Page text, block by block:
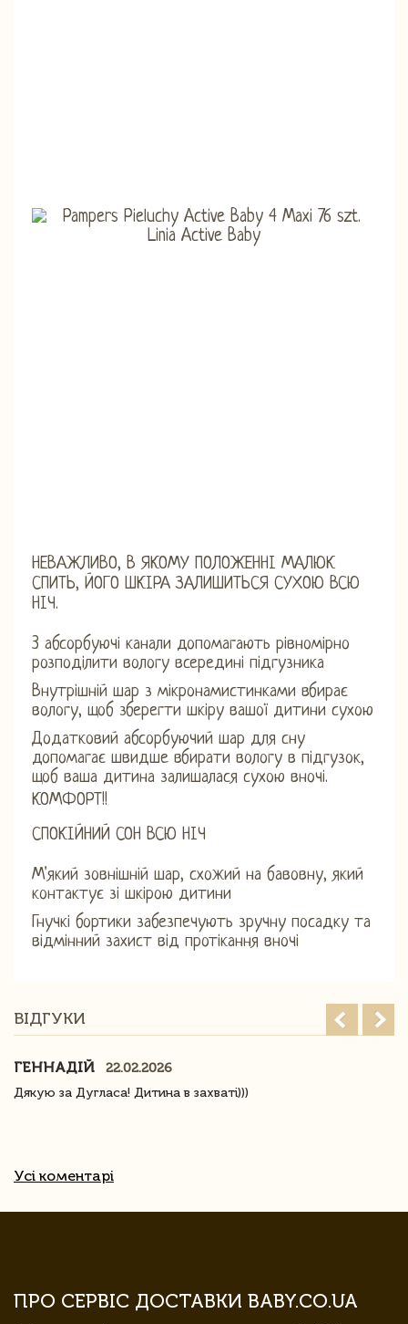
НЕВАЖЛИВО, В ЯКОМУ ПОЛОЖЕННІ МАЛЮК
СПИТЬ, ЙОГО ШКІРА ЗАЛИШИТЬСЯ СУХОЮ ВСЮ
НІЧ.
3 абсорбуючі канали допомагають рівномірно
розподілити вологу всередині підгузника
Внутрішній шар з мікронамистинками вбирає
вологу, щоб зберегти шкіру вашої дитини сухою
Додатковий абсорбуючий шар для сну
допомагає швидше вбирати вологу в підгузок,
щоб ваша дитина залишалася сухою вночі.
КОМФОРТ!!
СПОКІЙНИЙ СОН ВСЮ НІЧ
М'який зовнішній шар, схожий на бавовну, який
контактує зі шкірою дитини
Гнучкі бортики забезпечують зручну посадку та
відмінний захист від протікання вночі
ВІДГУКИ
ГЕННАДІЙ
22.02.2026
Дякую за Дугласа! Дитина в захваті)))
Усі коментарі
ПРО СЕРВІС ДОСТАВКИ BABY.CO.UA